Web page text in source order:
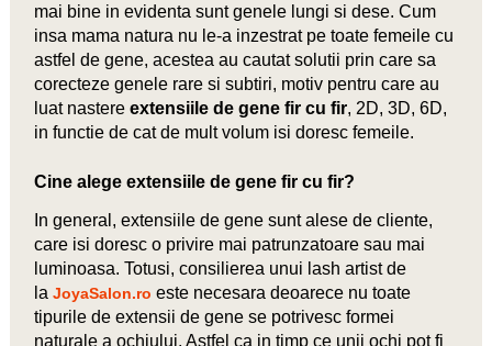
mai bine in evidenta sunt genele lungi si dese. Cum
insa mama natura nu le-a inzestrat pe toate femeile cu
astfel de gene, acestea au cautat solutii prin care sa
corecteze genele rare si subtiri, motiv pentru care au
luat nastere extensiile de gene fir cu fir, 2D, 3D, 6D,
in functie de cat de mult volum isi doresc femeile.
Cine alege extensiile de gene fir cu fir?
In general, extensiile de gene sunt alese de cliente,
care isi doresc o privire mai patrunzatoare sau mai
luminoasa. Totusi, consilierea unui lash artist de
la JoyaSalon.ro este necesara deoarece nu toate
tipurile de extensii de gene se potrivesc formei
naturale a ochiului. Astfel ca in timp ce unii ochi pot fi